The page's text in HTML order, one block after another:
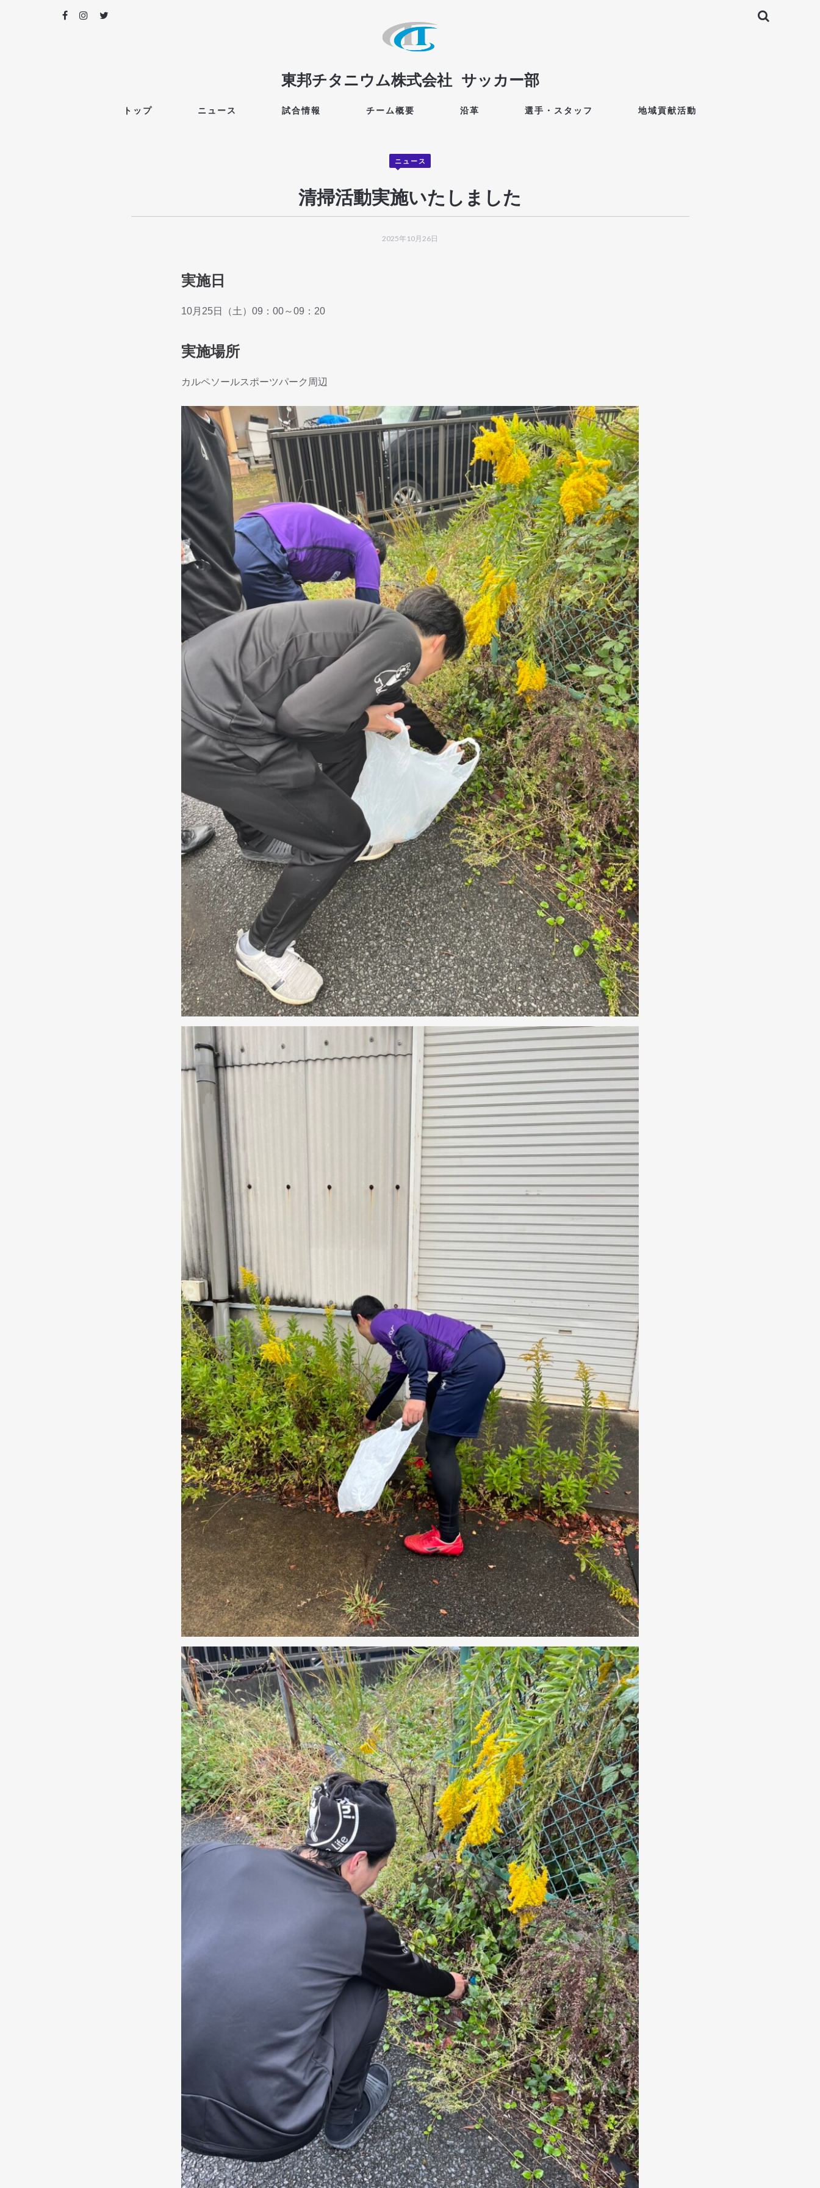
東邦チタニウム株式会社 サッカー部
トップ ニュース 試合情報 チーム概要 沿革 選手・スタッフ 地域貢献活動
ニュース
清掃活動実施いたしました
2025年10月26日
実施日
10月25日（土）09：00～09：20
実施場所
カルペソールスポーツパーク周辺